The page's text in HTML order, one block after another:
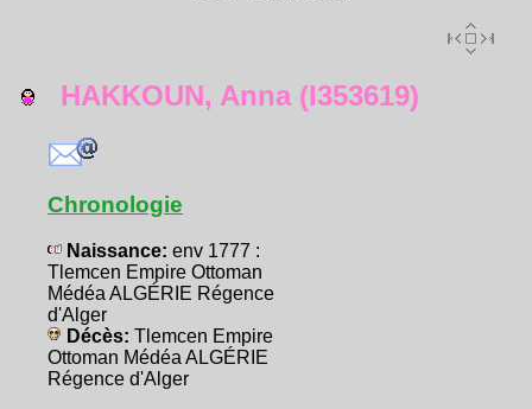
HAKKOUN, Anna (I353619)
Chronologie
Naissance: env 1777 :
Tlemcen Empire Ottoman
Médéa ALGÉRIE Régence
d'Alger
Décès: Tlemcen Empire
Ottoman Médéa ALGÉRIE
Régence d'Alger